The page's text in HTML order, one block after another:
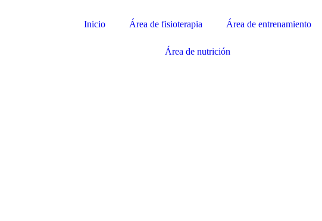
Inicio Área de fisioterapia Área de entrenamiento
Área de nutrición